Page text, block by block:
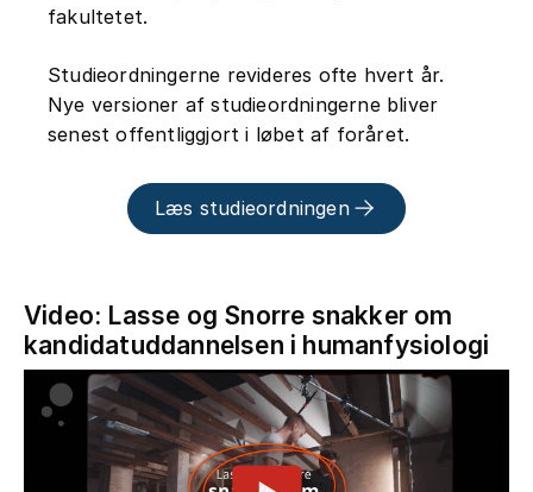
fakultetet.
Studieordningerne revideres ofte hvert år.
Nye versioner af studieordningerne bliver
senest offentliggjort i løbet af foråret.
Læs studieordningen
Video: Lasse og Snorre snakker om
kandidatuddannelsen i humanfysiologi